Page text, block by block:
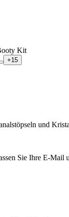
Kit
+15
und
Sie Ihre E-Mail